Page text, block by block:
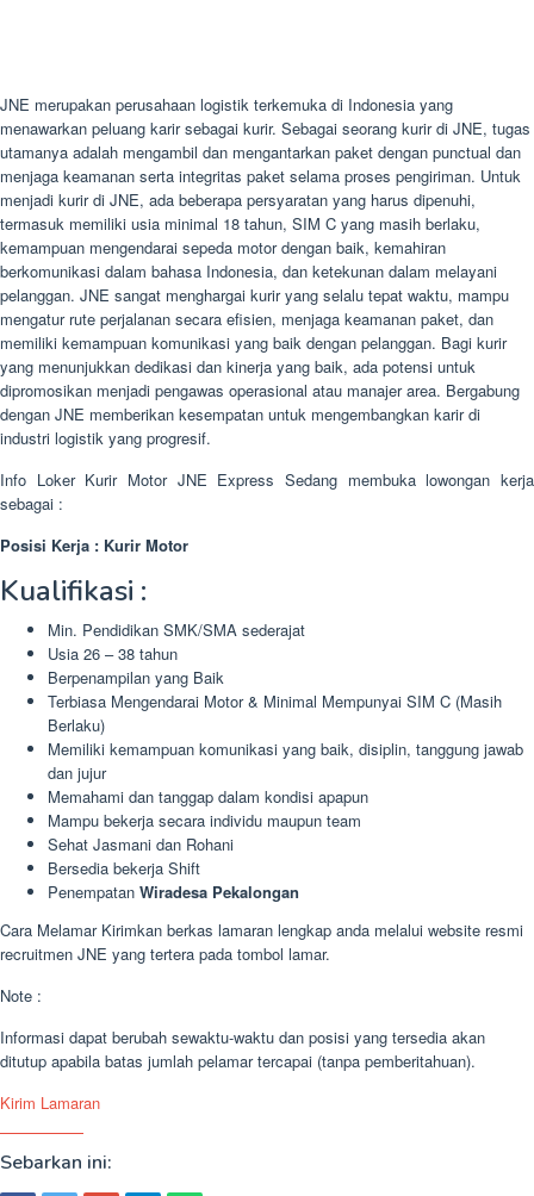
JNE merupakan perusahaan logistik terkemuka di Indonesia yang
menawarkan peluang karir sebagai kurir. Sebagai seorang kurir di JNE, tugas
utamanya adalah mengambil dan mengantarkan paket dengan punctual dan
menjaga keamanan serta integritas paket selama proses pengiriman. Untuk
menjadi kurir di JNE, ada beberapa persyaratan yang harus dipenuhi,
termasuk memiliki usia minimal 18 tahun, SIM C yang masih berlaku,
kemampuan mengendarai sepeda motor dengan baik, kemahiran
berkomunikasi dalam bahasa Indonesia, dan ketekunan dalam melayani
pelanggan. JNE sangat menghargai kurir yang selalu tepat waktu, mampu
mengatur rute perjalanan secara efisien, menjaga keamanan paket, dan
memiliki kemampuan komunikasi yang baik dengan pelanggan. Bagi kurir
yang menunjukkan dedikasi dan kinerja yang baik, ada potensi untuk
dipromosikan menjadi pengawas operasional atau manajer area. Bergabung
dengan JNE memberikan kesempatan untuk mengembangkan karir di
industri logistik yang progresif.
Info Loker Kurir Motor JNE Express Sedang membuka lowongan kerja
sebagai :
Posisi Kerja : Kurir Motor
Kualifikasi :
Min. Pendidikan SMK/SMA sederajat
Usia 26 – 38 tahun
Berpenampilan yang Baik
Terbiasa Mengendarai Motor & Minimal Mempunyai SIM C (Masih
Berlaku)
Memiliki kemampuan komunikasi yang baik, disiplin, tanggung jawab
dan jujur
Memahami dan tanggap dalam kondisi apapun
Mampu bekerja secara individu maupun team
Sehat Jasmani dan Rohani
Bersedia bekerja Shift
Penempatan Wiradesa Pekalongan
Cara Melamar Kirimkan berkas lamaran lengkap anda melalui website resmi
recruitmen JNE yang tertera pada tombol lamar.
Note :
Informasi dapat berubah sewaktu-waktu dan posisi yang tersedia akan
ditutup apabila batas jumlah pelamar tercapai (tanpa pemberitahuan).
Kirim Lamaran
Sebarkan ini: